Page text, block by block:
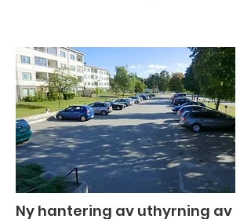
Ny hantering av uthyrning av